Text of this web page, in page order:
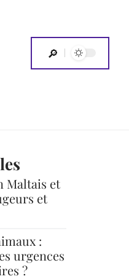
Maltais et
et
:
urgences
?